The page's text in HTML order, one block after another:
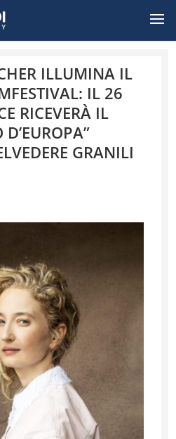
ILLUMINA IL
IL 26
RICEVERÀ IL
GRANILI